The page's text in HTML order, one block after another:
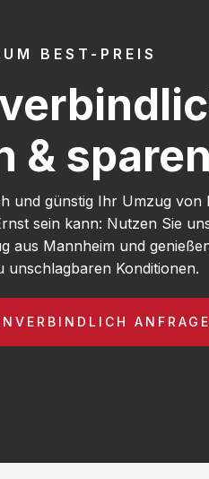
BEST-PREIS
&
und günstig Ihr Umzug von
sein kann: Nutzen Sie
aus Mannheim und
unschlagbaren Konditionen.